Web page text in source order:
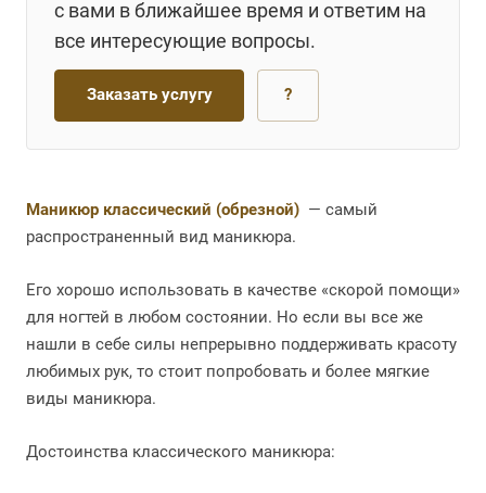
с вами в ближайшее время и ответим на
все интересующие вопросы.
Заказать услугу ?
Маникюр классический (обрезной) — самый
распространенный вид маникюра.
Его хорошо использовать в качестве «скорой помощи»
для ногтей в любом состоянии. Но если вы все же
нашли в себе силы непрерывно поддерживать красоту
любимых рук, то стоит попробовать и более мягкие
виды маникюра.
Достоинства классического маникюра: